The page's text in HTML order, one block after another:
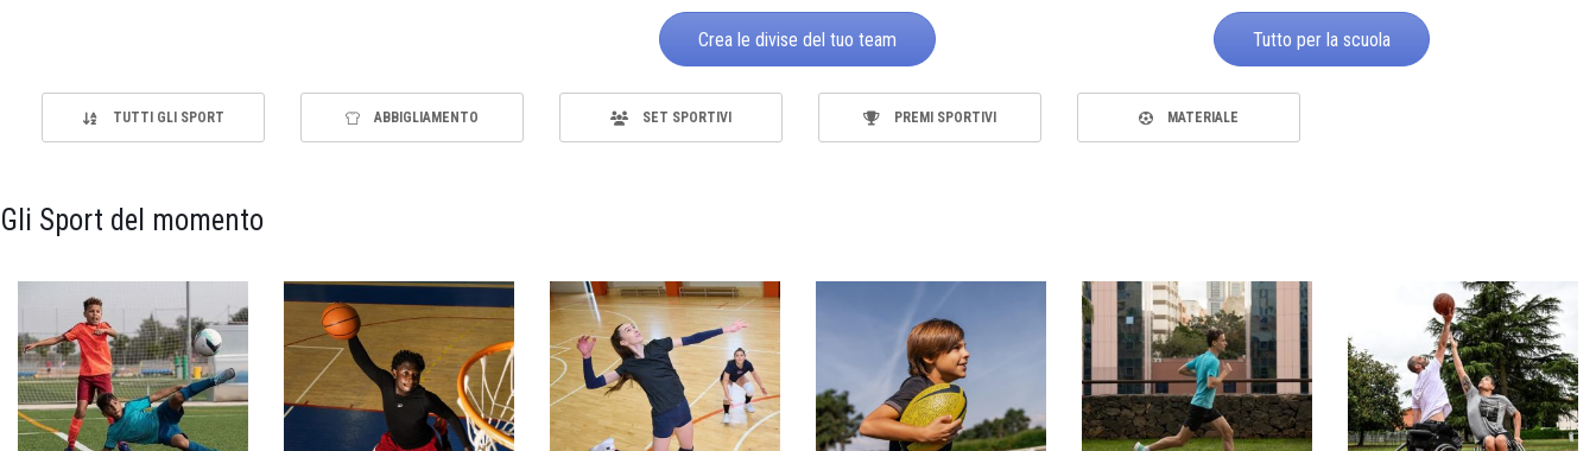
Crea le divise del tuo team Tutto per la scuola
TUTTI GLI SPORT ABBIGLIAMENTO SET SPORTIVI PREMI SPORTIVI MATERIALE
Gli Sport del momento